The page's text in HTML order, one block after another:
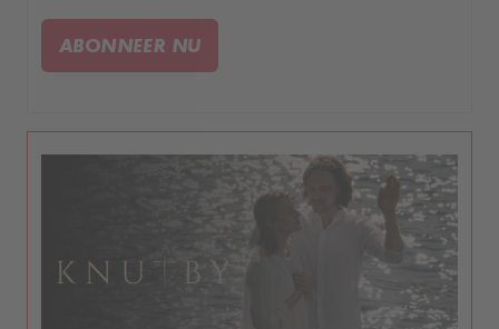
ABONNEER NU